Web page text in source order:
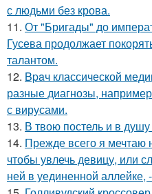
с людьми без крова.
11. От "Бригады" до
Гусева продолжает
талантом.
12. Bpaч классической
разные диагнозы,
с вирусами.
13. В твою постель и в душу
14. Прежде всего я мечтаю
чтобы увлечь девицу, или
ней в уединенной аллейке,